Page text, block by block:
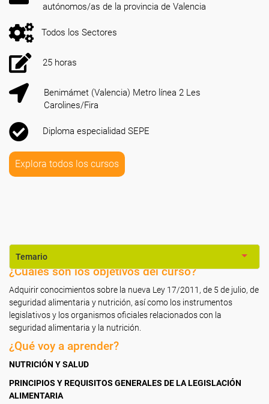
autónomos/as de la provincia de Valencia
Todos los Sectores
25 horas
Benimámet (Valencia) Metro línea 2 Les
Carolines/Fira
Diploma especialidad SEPE
Explora todos los cursos
Temario
¿Cuáles son los objetivos del curso?
Adquirir conocimientos sobre la nueva Ley 17/2011, de 5 de julio, de
seguridad alimentaria y nutrición, así como los instrumentos
legislativos y los organismos oficiales relacionados con la
seguridad alimentaria y la nutrición.
¿Qué voy a aprender?
NUTRICIÓN Y SALUD
PRINCIPIOS Y REQUISITOS GENERALES DE LA LEGISLACIÓN
ALIMENTARIA